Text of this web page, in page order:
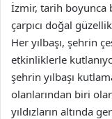
İzmir, tarih boyunca
çarpıcı doğal
Her yılbaşı, şehrin
etkinliklerle
şehrin yılbaşı
olanlarından biri
yıldızların altında